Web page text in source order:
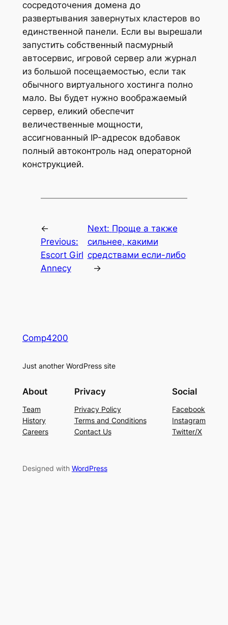
сосредоточения домена до
развертывания завернутых кластеров во
единственной панели. Если вы вырешали
запустить собственный пасмурный
автосервис, игровой сервер али журнал
из большой посещаемостью, если так
обычного виртуального хостинга полно
мало. Вы будет нужно воображаемый
сервер, еликий обеспечит
величественные мощности,
ассигнованный IP-адресок вдобавок
полный автоконтроль над операторной
конструкцией.
←
Previous:
Escort Girl
Annecy
Next: Проще а также
сильнее, какими
средствами если-либо
→
Comp4200
Just another WordPress site
About
Team
History
Careers
Privacy
Privacy Policy
Terms and Conditions
Contact Us
Social
Facebook
Instagram
Twitter/X
Designed with WordPress